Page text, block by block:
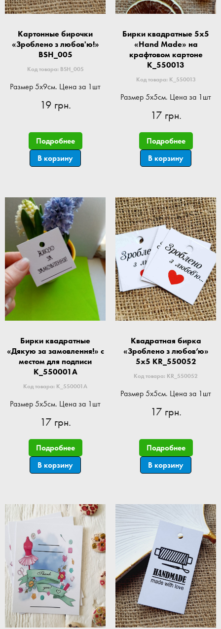
Картонные бирочки
«Зроблено з любов'ю!»
BSH_005
Код товара: BSH_005
Размер 5x9см. Цена за 1шт
19 грн.
Подробнее
В корзину
Бирки квадратные 5x5
«Hand Made» на
крафтовом картоне
K_550013
Код товара: K_550013
Размер 5x5см. Цена за 1шт
17 грн.
Подробнее
В корзину
Бирки квадратные
«Дякую за замовлення!» с
местом для подписи
K_550001A
Код товара: K_550001A
Размер 5x5см. Цена за 1шт
17 грн.
Подробнее
В корзину
Квадратная бирка
«Зроблено з любов’ю»
5x5 KR_550052
Код товара: KR_550052
Размер 5x5см. Цена за 1шт
17 грн.
Подробнее
В корзину